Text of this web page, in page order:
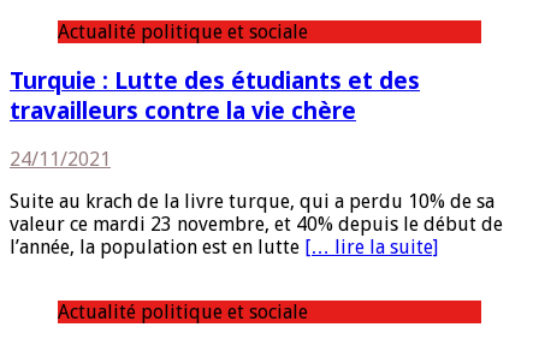
Actualité politique et sociale
Turquie : Lutte des étudiants et des
travailleurs contre la vie chère
24/11/2021
Suite au krach de la livre turque, qui a perdu 10% de sa
valeur ce mardi 23 novembre, et 40% depuis le début de
l’année, la population est en lutte [… lire la suite]
Actualité politique et sociale